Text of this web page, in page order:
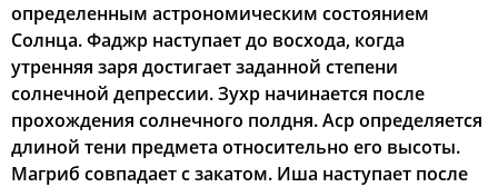
27, Чт 03:11 05:22 12:29 16:18 19:35
28, Пт 03:14 05:24 12:29 16:17 19:32
29, Сб 03:17 05:26 12:28 16:15 19:30 21:28
30, Вс 03:20 05:28 12:28 16:14 19:27 21:24
определенным астрономическим состоянием
Солнца. Фаджр наступает до восхода, когда
утренняя заря достигает заданной степени
солнечной депрессии. Зухр начинается после
прохождения солнечного полдня. Аср определяется
длиной тени предмета относительно его высоты.
Магриб совпадает с закатом. Иша наступает после